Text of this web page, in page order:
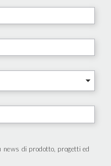
di prodotto, progetti ed